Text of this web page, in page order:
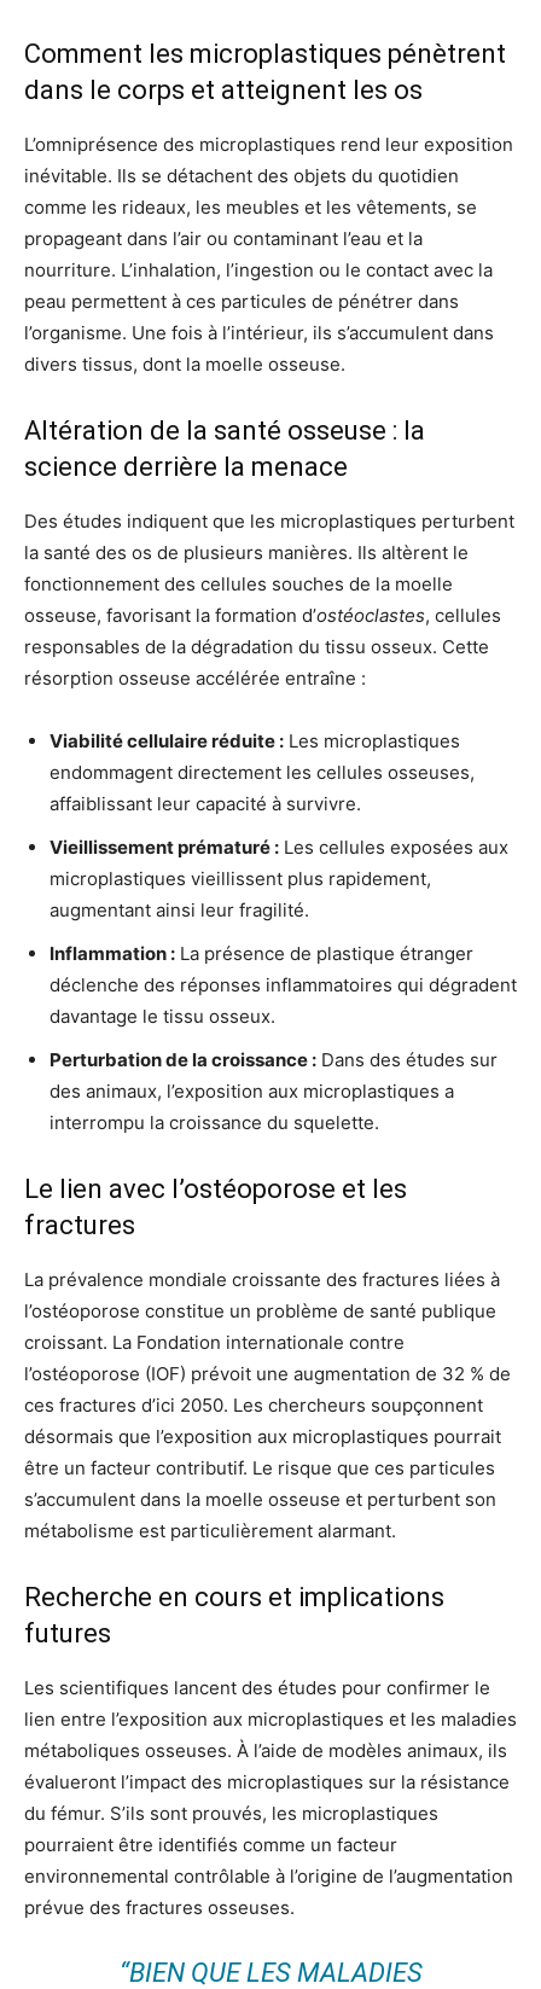
Comment les microplastiques pénètrent
dans le corps et atteignent les os
L’omniprésence des microplastiques rend leur exposition
inévitable. Ils se détachent des objets du quotidien
comme les rideaux, les meubles et les vêtements, se
propageant dans l’air ou contaminant l’eau et la
nourriture. L’inhalation, l’ingestion ou le contact avec la
peau permettent à ces particules de pénétrer dans
l’organisme. Une fois à l’intérieur, ils s’accumulent dans
divers tissus, dont la moelle osseuse.
Altération de la santé osseuse : la
science derrière la menace
Des études indiquent que les microplastiques perturbent
la santé des os de plusieurs manières. Ils altèrent le
fonctionnement des cellules souches de la moelle
osseuse, favorisant la formation d’ostéoclastes, cellules
responsables de la dégradation du tissu osseux. Cette
résorption osseuse accélérée entraîne :
Viabilité cellulaire réduite : Les microplastiques
endommagent directement les cellules osseuses,
affaiblissant leur capacité à survivre.
Vieillissement prématuré : Les cellules exposées aux
microplastiques vieillissent plus rapidement,
augmentant ainsi leur fragilité.
Inflammation : La présence de plastique étranger
déclenche des réponses inflammatoires qui dégradent
davantage le tissu osseux.
Perturbation de la croissance : Dans des études sur
des animaux, l’exposition aux microplastiques a
interrompu la croissance du squelette.
Le lien avec l’ostéoporose et les
fractures
La prévalence mondiale croissante des fractures liées à
l’ostéoporose constitue un problème de santé publique
croissant. La Fondation internationale contre
l’ostéoporose (IOF) prévoit une augmentation de 32 % de
ces fractures d’ici 2050. Les chercheurs soupçonnent
désormais que l’exposition aux microplastiques pourrait
être un facteur contributif. Le risque que ces particules
s’accumulent dans la moelle osseuse et perturbent son
métabolisme est particulièrement alarmant.
Recherche en cours et implications
futures
Les scientifiques lancent des études pour confirmer le
lien entre l’exposition aux microplastiques et les maladies
métaboliques osseuses. À l’aide de modèles animaux, ils
évalueront l’impact des microplastiques sur la résistance
du fémur. S’ils sont prouvés, les microplastiques
pourraient être identifiés comme un facteur
environnemental contrôlable à l’origine de l’augmentation
prévue des fractures osseuses.
“BIEN QUE LES MALADIES